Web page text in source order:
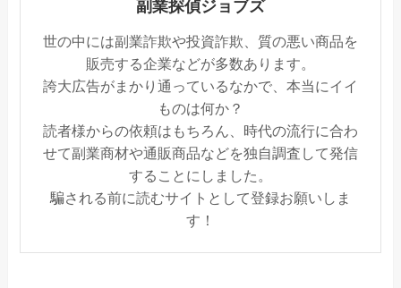
副業探偵ジョブズ
世の中には副業詐欺や投資詐欺、質の悪い商品を
販売する企業などが多数あります。
誇大広告がまかり通っているなかで、本当にイイ
ものは何か？
読者様からの依頼はもちろん、時代の流行に合わ
せて副業商材や通販商品などを独自調査して発信
することにしました。
騙される前に読むサイトとして登録お願いしま
す！